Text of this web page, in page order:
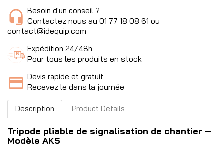
Besoin d'un conseil ?
Contactez nous au 01 77 18 08 61 ou
contact@idequip.com
Expédition 24/48h
Pour tous les produits en stock
Devis rapide et gratuit
Recevez le dans la journée
Description Product Details
Tripode pliable de signalisation de chantier –
Modèle AK5